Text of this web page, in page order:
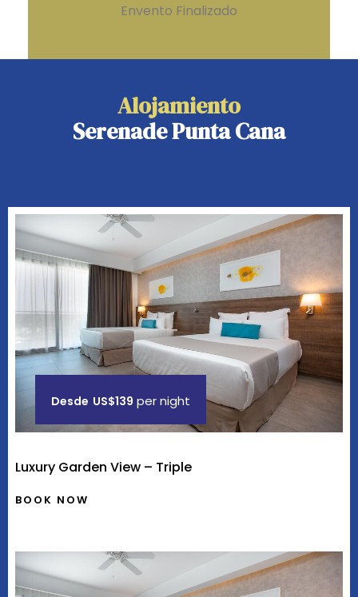
Envento Finalizado
Alojamiento
Serenade Punta Cana
Desde US$139 per night
Luxury Garden View – Triple
BOOK NOW